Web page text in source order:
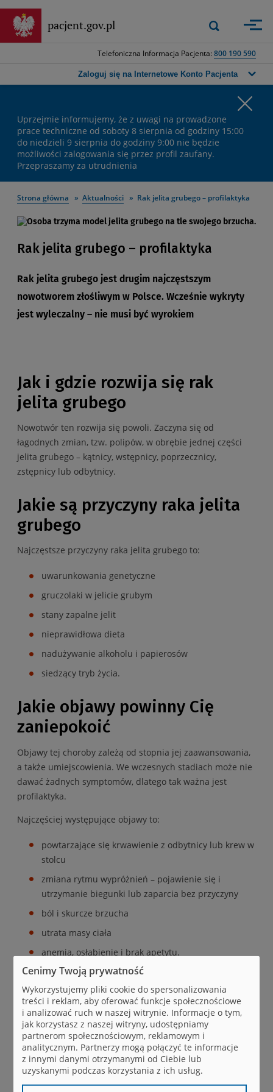
głównej
treści
pacjent.gov.pl
górna
Wpisz
frazę,
którą
a
następnie
naciśnij
przycisk
wyszukiwania
lub
Enter.
Zastosuj
Telefoniczna Informacja Pacjenta: 800 190 590
Zaloguj się na Internetowe Konto Pacjenta
Uprzejmie informujemy, że z uwagi na prowadzone
prace techniczne od soboty 8 sierpnia od godziny 15:00
do niedzieli 9 sierpnia do godziny 9:00 nie będzie
możliwości zalogowania się przez profil zaufany.
Przepraszamy za utrudnienia
Strona główna Aktualności Rak jelita grubego – profilaktyka
Rak jelita grubego – profilaktyka
Rak jelita grubego jest drugim najczęstszym
nowotworem złośliwym w Polsce. Wcześnie wykryty
jest wyleczalny – nie musi być wyrokiem
Jak i gdzie rozwija się rak
jelita grubego
Nowotwór ten rozwija się powoli. Zaczyna się od
łagodnych zmian, tzw. polipów, w obrębie jednej części
jelita grubego – kątnicy, wstępnicy, poprzecznicy,
zstępnicy lub odbytnicy.
Jakie są przyczyny raka jelita
grubego
Najczęstsze przyczyny raka jelita grubego to:
uwarunkowania genetyczne
gruczolaki w jelicie grubym
stany zapalne jelit
nieprawidłowa dieta
nadużywanie alkoholu i papierosów
siedzący tryb życia.
Jakie objawy powinny Cię
zaniepokoić
Objawy tej choroby zależą od stopnia jej zaawansowania,
a także umiejscowienia. We wczesnych stadiach może nie
dawać żadnych symptomów, dlatego tak ważna jest
profilaktyka.
Najczęściej występujące objawy to:
powtarzające się krwawienie z odbytnicy lub krew w
stolcu
zmiana rytmu wypróżnień – pojawienie się i
utrzymanie biegunki lub zaparcia bez przyczyny
ból i skurcze brzucha
utrata masy ciała
anemia, osłabienie i brak apetytu.
Lekarz dobiera badania w zależności od rodzaju objawów.
Co możesz zrobić, by uniknąć
raka jelita grubego
utrzymuj prawidłową masę ciała – Twoje BMI (masa
ciała/wzrost) powinno się mieścić w przedziale 18,5–
24,9
Cenimy Twoją prywatność
Wykorzystujemy pliki cookie do spersonalizowania
treści i reklam, aby oferować funkcje społecznościowe
i analizować ruch w naszej witrynie. Informacje o tym,
jak korzystasz z naszej witryny, udostępniamy
partnerom społecznościowym, reklamowym i
analitycznym. Partnerzy mogą połączyć te informacje
z innymi danymi otrzymanymi od Ciebie lub
uzyskanymi podczas korzystania z ich usług.